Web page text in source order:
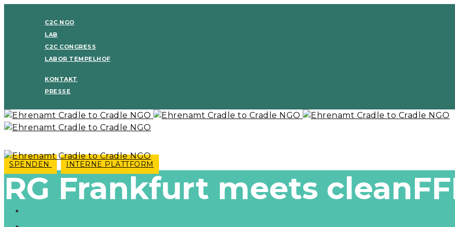
C2C NGO
LAB
C2C CONGRESS
LABOR TEMPELHOF
KONTAKT
PRESSE
SPENDEN INTERNE PLATTFORM
RG Frankfurt meets